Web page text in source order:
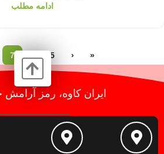
ادامه مطلب
«
‹
5
7
ایران کاوه، رمز